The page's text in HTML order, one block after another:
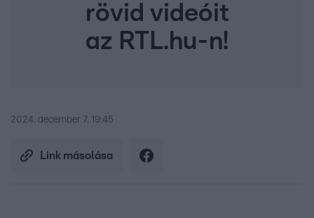
rövid videóit
az RTL.hu-n!
2024. december 7. 19:45
Link másolása